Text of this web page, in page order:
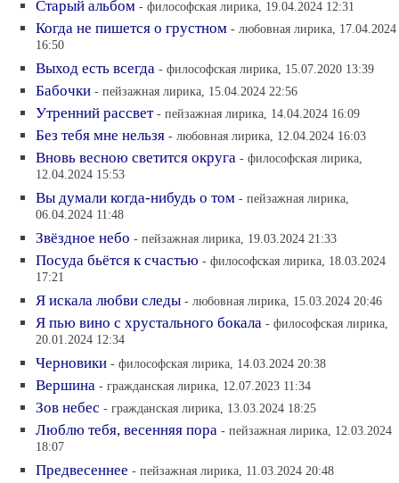
Старый альбом - философская лирика, 19.04.2024 12:31
Когда не пишется о грустном - любовная лирика, 17.04.2024
16:50
Выход есть всегда - философская лирика, 15.07.2020 13:39
Бабочки - пейзажная лирика, 15.04.2024 22:56
Утренний рассвет - пейзажная лирика, 14.04.2024 16:09
Без тебя мне нельзя - любовная лирика, 12.04.2024 16:03
Вновь весною светится округа - философская лирика,
12.04.2024 15:53
Вы думали когда-нибудь о том - пейзажная лирика,
06.04.2024 11:48
Звёздное небо - пейзажная лирика, 19.03.2024 21:33
Посуда бьётся к счастью - философская лирика, 18.03.2024
17:21
Я искала любви следы - любовная лирика, 15.03.2024 20:46
Я пью вино с хрустального бокала - философская лирика,
20.01.2024 12:34
Черновики - философская лирика, 14.03.2024 20:38
Вершина - гражданская лирика, 12.07.2023 11:34
Зов небес - гражданская лирика, 13.03.2024 18:25
Люблю тебя, весенняя пора - пейзажная лирика, 12.03.2024
18:07
Предвесеннее - пейзажная лирика, 11.03.2024 20:48